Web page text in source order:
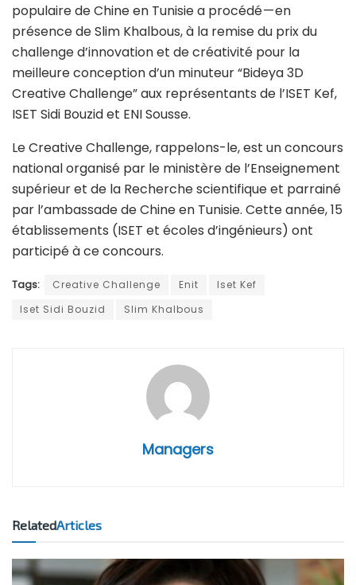
populaire de Chine en Tunisie a procédé — en
présence de Slim Khalbous, à la remise du prix du
challenge d’innovation et de créativité pour la
meilleure conception d’un minuteur “Bideya 3D
Creative Challenge” aux représentants de l’ISET Kef,
ISET Sidi Bouzid et ENI Sousse.
Le Creative Challenge, rappelons-le, est un concours
national organisé par le ministère de l’Enseignement
supérieur et de la Recherche scientifique et parrainé
par l’ambassade de Chine en Tunisie. Cette année, 15
établissements (ISET et écoles d’ingénieurs) ont
participé à ce concours.
Tags: Creative Challenge Enit
Iset Kef
Iset Sidi Bouzid
Slim Khalbous
Managers
RelatedArticles